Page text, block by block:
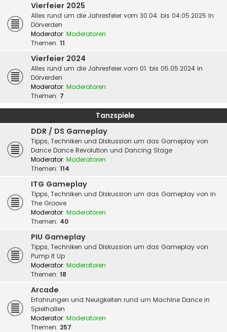
Vierfeier 2025
Alles rund um die Jahresfeier vom 30.04. bis 04.05.2025 in
Dörverden
Moderator: Moderatoren
Themen: 11
Vierfeier 2024
Alles rund um die Jahresfeier vom 01. bis 05.05.2024 in
Dörverden
Moderator: Moderatoren
Themen: 7
Tanzspiele
DDR / DS Gameplay
Tipps, Techniken und Diskussion um das Gameplay von
Dance Dance Revolution und Dancing Stage
Moderator: Moderatoren
Themen: 114
ITG Gameplay
Tipps, Techniken und Diskussion um das Gameplay von In
The Groove
Moderator: Moderatoren
Themen: 40
PIU Gameplay
Tipps, Techniken und Diskussion um das Gameplay von
Pump It Up
Moderator: Moderatoren
Themen: 18
Arcade
Erfahrungen und Neuigkeiten rund um Machine Dance in
Spielhallen
Moderator: Moderatoren
Themen: 257